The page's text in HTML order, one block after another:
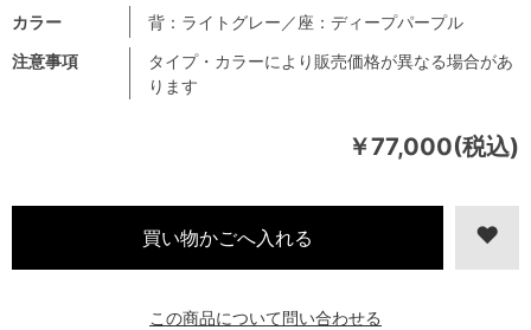
￥77,000(税込)
注意事項
タイプ・カラーにより販売価格が異なる場合があ
ります
カラー
背：ライトグレー／座：ディープパープル
この商品について問い合わせる